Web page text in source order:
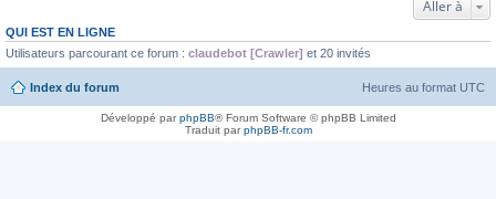
Aller à
QUI EST EN LIGNE
Utilisateurs parcourant ce forum : claudebot [Crawler] et 20 invités
Index du forum Heures au format UTC
Développé parphpBB® Forum Software © phpBB Limited
Traduit parphpBB-fr.com